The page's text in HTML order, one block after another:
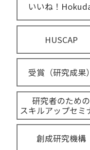
いいね！
HUSCAP
受賞（研究成果）
研究者のための
スキルアップセミ
創成研究機構